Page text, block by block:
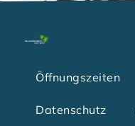
Öffnungszeiten
Datenschutz